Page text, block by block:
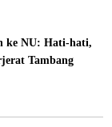
ke NU: Hati-hati,
Tambang